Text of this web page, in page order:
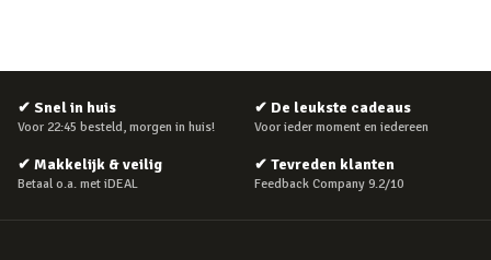
✔ Snel in huis
Voor 22:45 besteld, morgen in huis!
✔ De leukste cadeaus
Voor ieder moment en iedereen
✔ Makkelijk & veilig
Betaal o.a. met iDEAL
✔ Tevreden klanten
Feedback Company 9.2/10